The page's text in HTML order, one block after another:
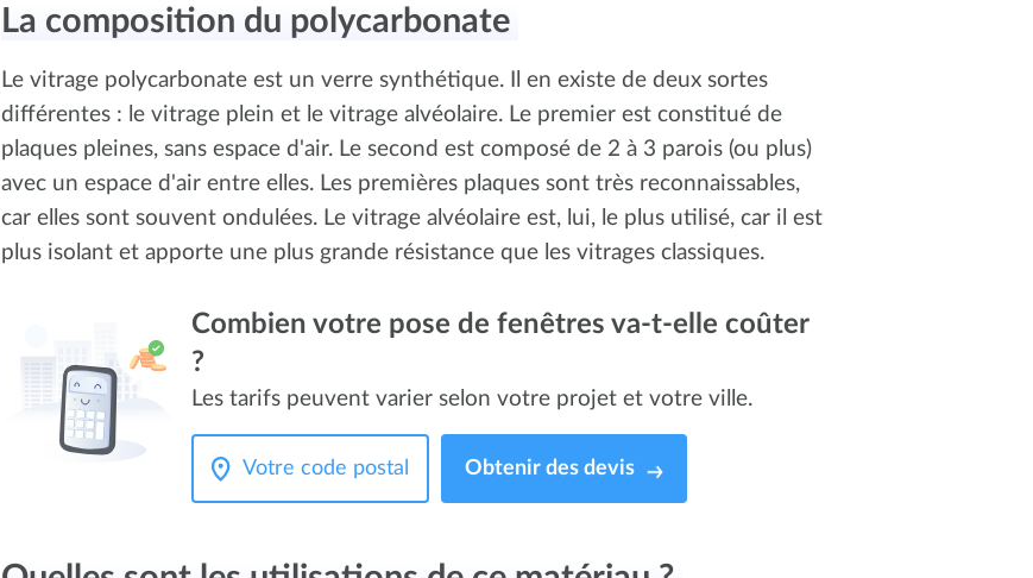
La composition du polycarbonate
Le vitrage polycarbonate est un verre synthétique. Il en existe de deux sortes
différentes : le vitrage plein et le vitrage alvéolaire. Le premier est constitué de
plaques pleines, sans espace d'air. Le second est composé de 2 à 3 parois (ou plus)
avec un espace d'air entre elles. Les premières plaques sont très reconnaissables,
car elles sont souvent ondulées. Le vitrage alvéolaire est, lui, le plus utilisé, car il est
plus isolant et apporte une plus grande résistance que les vitrages classiques.
Combien votre pose de fenêtres va-t-elle coûter
?
Les tarifs peuvent varier selon votre projet et votre ville.
Obtenir des devis